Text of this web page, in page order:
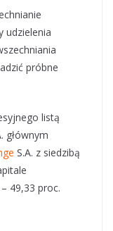
udzielenia
próbne
listą
głównym
S.A. z siedzibą
49,33 proc.